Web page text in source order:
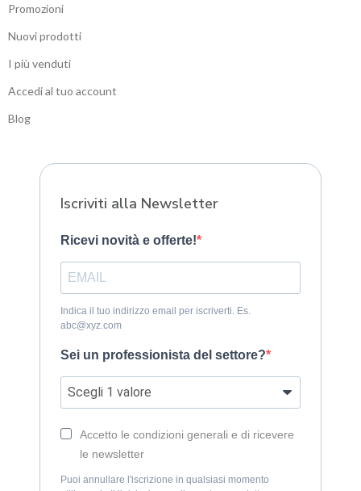
Promozioni
Nuovi prodotti
I più venduti
Accedi al tuo account
Blog
Iscriviti alla Newsletter
Ricevi novità e offerte!
Indica il tuo indirizzo email per iscriverti. Es.
abc@xyz.com
Sei un professionista del settore?
Accetto le condizioni generali e di ricevere
le newsletter
Puoi annullare l'iscrizione in qualsiasi momento